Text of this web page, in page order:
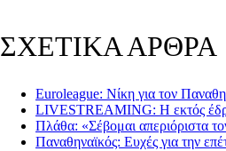
ΣΧΕΤΙΚΑ ΑΡΘΡΑ
Euroleague: Νίκη για τον
LIVESTREAMING: Η εκτός
Πλάθα: «Σέβομαι απεριόριστα
Παναθηναϊκός: Ευχές για την